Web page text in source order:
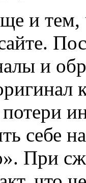
и тем,
и
потери
себе
При